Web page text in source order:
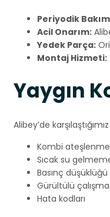
Periyodik
Acil Onarım:
Yedek Parça:
Montaj Hizmeti:
Yaygın
Alibey’de
Kombi
Sıcak su
Basınç düşüklüğü
Gürültülü çalışma
Hata kodları